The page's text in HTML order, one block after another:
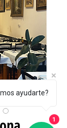
ayudarte?
1